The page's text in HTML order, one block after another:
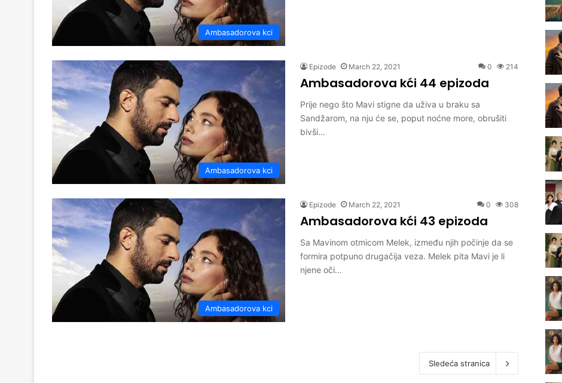
Ambasadorova kci
Ambasadorova kci
Epizode March 22, 2021 0 214
Ambasadorova kći 44 epizoda
Prije nego što Mavi stigne da uživa u braku sa
Sandžarom, na nju će se, poput noćne more, obrušiti
bivši…
Ambasadorova kci
Epizode March 22, 2021 0 308
Ambasadorova kći 43 epizoda
Sa Mavinom otmicom Melek, između njih počinje da se
formira potpuno drugačija veza. Melek pita Mavi je li
njene oči…
Sledeća stranica